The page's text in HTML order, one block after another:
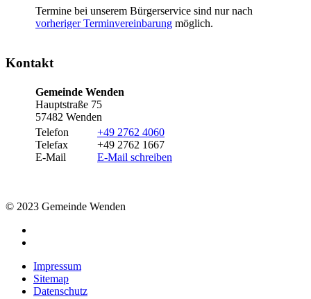
Termine bei unserem Bürgerservice sind nur nach
vorheriger Terminvereinbarung möglich.
Kontakt
Gemeinde Wenden
Hauptstraße 75
57482 Wenden
Telefon
Telefax
E-Mail
+49 2762 4060
+49 2762 1667
E-Mail schreiben
© 2023 Gemeinde Wenden
Impressum
Sitemap
Datenschutz